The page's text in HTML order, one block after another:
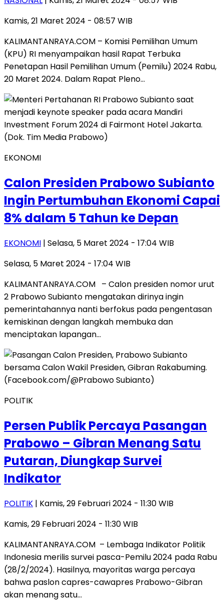
Kamis, 21 Maret 2024 - 08:57 WIB
KALIMANTANRAYA.COM – Komisi Pemilihan Umum
(KPU) RI menyampaikan hasil Rapat Terbuka
Penetapan Hasil Pemilihan Umum (Pemilu) 2024 Rabu,
20 Maret 2024. Dalam Rapat Pleno…
EKONOMI
Calon Presiden Prabowo Subianto
Ingin Pertumbuhan Ekonomi Capai
8% dalam 5 Tahun ke Depan
EKONOMI | Selasa, 5 Maret 2024 - 17:04 WIB
Selasa, 5 Maret 2024 - 17:04 WIB
KALIMANTANRAYA.COM – Calon presiden nomor urut
2 Prabowo Subianto mengatakan dirinya ingin
pemerintahannya nanti berfokus pada pengentasan
kemiskinan dengan langkah membuka dan
menciptakan lapangan…
POLITIK
Persen Publik Percaya Pasangan
Prabowo – Gibran Menang Satu
Putaran, Diungkap Survei
Indikator
POLITIK | Kamis, 29 Februari 2024 - 11:30 WIB
Kamis, 29 Februari 2024 - 11:30 WIB
KALIMANTANRAYA.COM – Lembaga Indikator Politik
Indonesia merilis survei pasca-Pemilu 2024 pada Rabu
(28/2/2024). Hasilnya, mayoritas warga percaya
bahwa paslon capres-cawapres Prabowo-Gibran
akan menang satu…